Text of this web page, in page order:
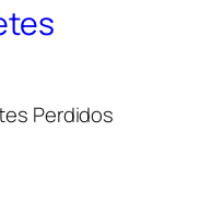
Perdidos